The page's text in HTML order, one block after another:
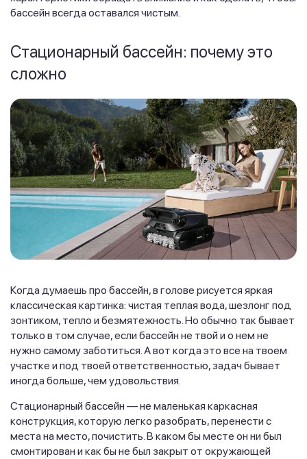
бассейн всегда оставался чистым.
Стационарный бассейн: почему это
сложно
Когда думаешь про бассейн, в голове рисуется яркая
классическая картинка: чистая теплая вода, шезлонг под
зонтиком, тепло и безмятежность. Но обычно так бывает
только в том случае, если бассейн не твой и о нем не
нужно самому заботиться. А вот когда это все на твоем
участке и под твоей ответственностью, задач бывает
иногда больше, чем удовольствия.
Стационарный бассейн — не маленькая каркасная
конструкция, которую легко разобрать, перенести с
места на место, почистить. В каком бы месте он ни был
смонтирован и как бы не был закрыт от окружающей